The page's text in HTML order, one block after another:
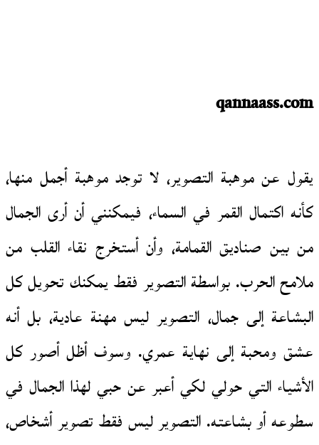
qannaass.com
يقول عن موهبة التصوير، لا توجد موهبة أجمل منها،
كأنه اكتمال القمر في السماء، فيمكنني أن أرى الجمال
من بين صناديق القمامة، وأن أستخرج نقاء القلب من
ملامح الحرب. بواسطة التصوير فقط يمكنك تحويل كل
البشاعة إلى جمال، التصوير ليس مهنة عادية، بل أنه
عشق ومحبة إلى نهاية عمري. وسوف أظل أصور كل
الأشياء التي حولي لكي أعبر عن حبي لهذا الجمال في
سطوعه أو بشاعته. التصوير ليس فقط تصوير أشخاص،